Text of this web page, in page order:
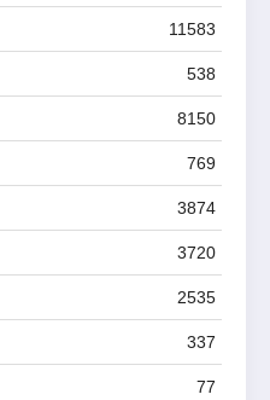
11583
538
8150
769
3874
3720
2535
337
77